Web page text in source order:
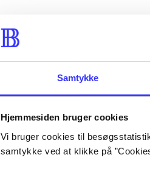
Samtykke
Hjemmesiden bruger cookies
Vi bruger cookies til
samtykke ved at klikke på
...